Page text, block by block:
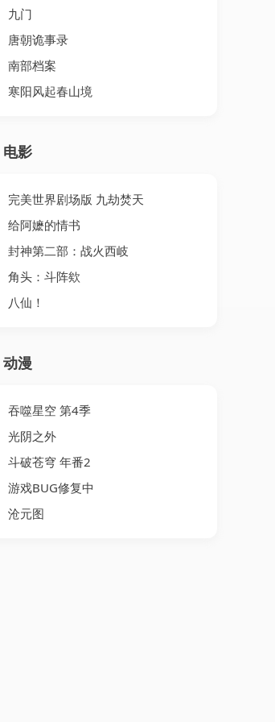
九门
唐朝诡事录
南部档案
寒阳风起春山境
电影
完美世界剧场版 九劫焚天
给阿嬷的情书
封神第二部：战火西岐
角头：斗阵欸
八仙！
动漫
吞噬星空 第4季
光阴之外
斗破苍穹 年番2
游戏BUG修复中
沧元图